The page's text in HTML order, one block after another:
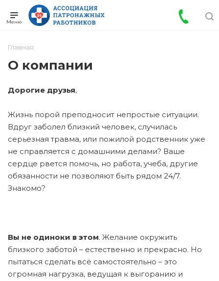
Главная
О компании
Дорогие друзья,
Жизнь порой преподносит непростые ситуации.
Вдруг заболел близкий человек, случилась
серьезная травма, или пожилой родственник уже
не справляется с домашними делами? Ваше
сердце рвется помочь, но работа, учеба, другие
обязанности не позволяют быть рядом 24/7.
Знакомо?
Вы не одиноки в этом. Желание окружить
близкого заботой – естественно и прекрасно. Но
пытаться сделать всё самостоятельно – это
огромная нагрузка, ведущая к выгоранию и